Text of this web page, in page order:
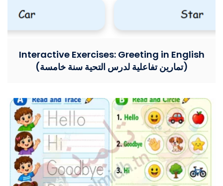
Interactive Exercises: Greeting in English
(تمارين تفاعلية لدرس التحية سنة خامسة)